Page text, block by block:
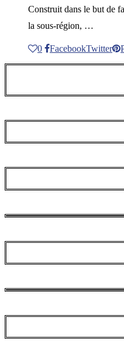
Construit dans le but de
la sous-région, …
0 FacebookTwitter